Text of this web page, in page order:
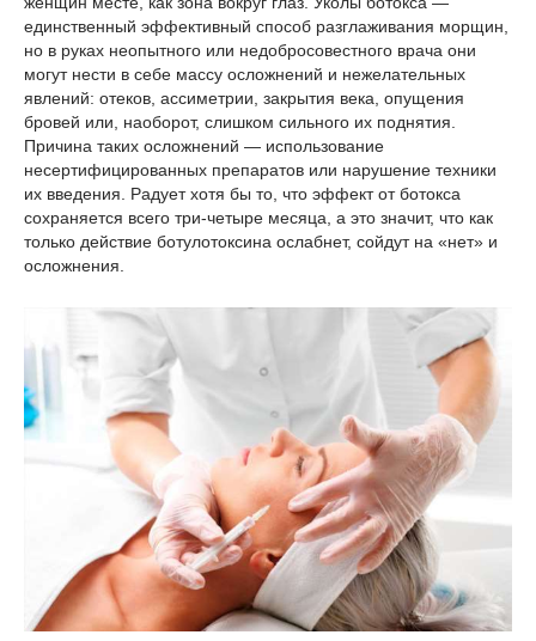
единственный эффективный способ разглаживания морщин,
но в руках неопытного или недобросовестного врача они
могут нести в себе массу осложнений и нежелательных
явлений: отеков, ассиметрии, закрытия века, опущения
бровей или, наоборот, слишком сильного их поднятия.
Причина таких осложнений — использование
несертифицированных препаратов или нарушение техники
их введения. Радует хотя бы то, что эффект от ботокса
сохраняется всего три-четыре месяца, а это значит, что как
только действие ботулотоксина ослабнет, сойдут на «нет» и
осложнения.